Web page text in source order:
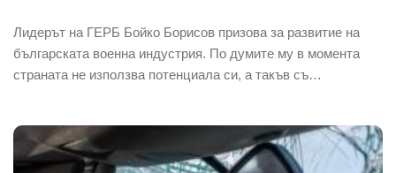
Лидерът на ГЕРБ Бойко Борисов призова за развитие на
българската военна индустрия. По думите му в момента
страната не използва потенциала си, а такъв съ…